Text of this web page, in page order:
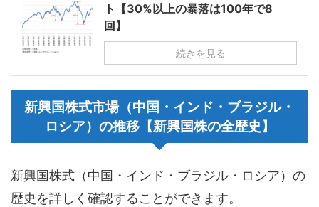
ト【30%以上の暴落は100年で8
回】
続きを見る
新興国株式市場（中国・インド・ブラジル・
ロシア）の推移【新興国株の全歴史】
新興国株式（中国・インド・ブラジル・ロシア）の
歴史を詳しく確認することができます。